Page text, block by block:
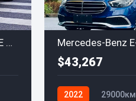
Mercedes-Benz E-Class 2022 E 260 L Sport
$43,267
2022 29000км